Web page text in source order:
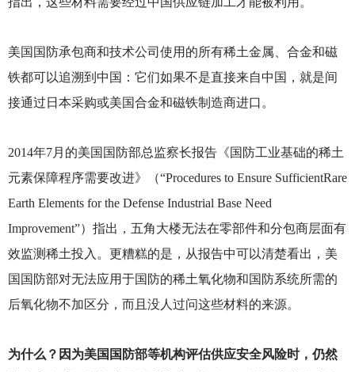
美国国防承包商和技术公司使用的所有稀土金属、合金和磁
铁都可以追溯到中国：它们如果不是直接来自中国，就是间
接通过日本采购或美国合金和磁铁制造商进口。
2014年7月的美国国防部总监察长报告《国防工业基础的稀土
元素保障程序需要改进》（“Procedures to Ensure SufficientRare
Earth Elements for the Defense Industrial Base Need
Improvement”）指出，五角大楼无法在零部件和分包商层面有
效监测稀土投入。更糟糕的是，从报告中可以清楚看出，美
国国防部对无法应用于国防的稀土氧化物和国防系统所需的
后氧化物不加区分，而且没人过问这些材料的来源。
为什么？因为美国国防部等机构评估供应安全风险时，仍然